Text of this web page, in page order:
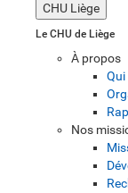
CHU Liège
Le CHU de Liège
À propos
Qui
Nos